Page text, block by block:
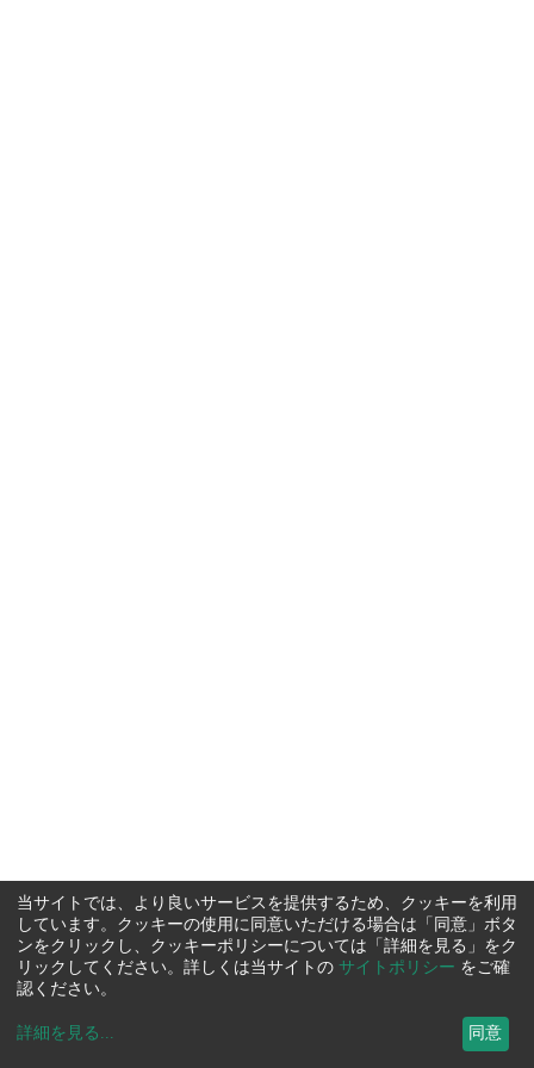
当サイトでは、より良いサービスを提供するため、クッキーを利用
しています。クッキーの使用に同意いただける場合は「同意」ボタ
ンをクリックし、クッキーポリシーについては「詳細を見る」をク
リックしてください。詳しくは当サイトの サイトポリシー をご確
認ください。
詳細を見る ... 同意